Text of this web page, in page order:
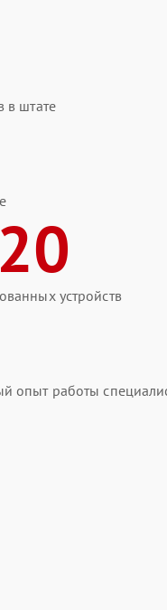
в штате
устройств
опыт работы